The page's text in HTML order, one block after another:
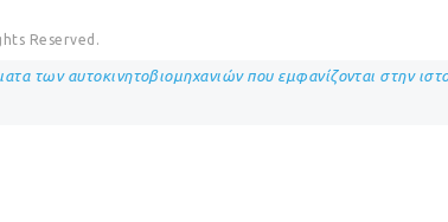
Reserved.
των αυτοκινητοβιομηχανιών που εμφανίζονται στην